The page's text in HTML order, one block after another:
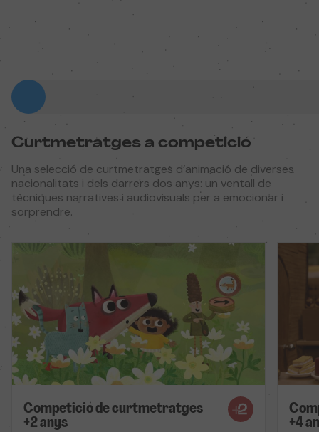
Curtmetratges a competició
Una selecció de curtmetratges d’animació de diverses
nacionalitats i dels darrers dos anys: un ventall de
tècniques narratives i audiovisuals per a emocionar i
sorprendre.
Competició de curtmetratges
+2 anys
+4